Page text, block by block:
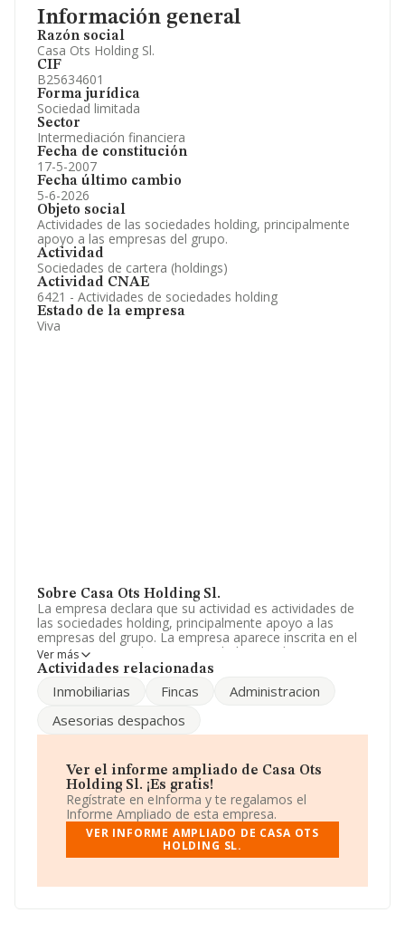
Información general
Razón social
Casa Ots Holding Sl.
CIF
B25634601
Forma jurídica
Sociedad limitada
Sector
Intermediación financiera
Fecha de constitución
17-5-2007
Fecha último cambio
5-6-2026
Objeto social
Actividades de las sociedades holding, principalmente
apoyo a las empresas del grupo.
Actividad
Sociedades de cartera (holdings)
Actividad CNAE
6421 - Actividades de sociedades holding
Estado de la empresa
Viva
Sobre Casa Ots Holding Sl.
La empresa declara que su actividad es actividades de
las sociedades holding, principalmente apoyo a las
empresas del grupo. La empresa aparece inscrita en el
Registro Mercantil como Sociedad Limitada. La
actividad de referencia CNAE corresponde a '%cnae%',
mercados exteriores.
Ha tenido el mismo número de empleados y atendiendo
a los datos disponibles en INFORMA, ese número ha
Dentro del ranking de empresas elaborado por
INFORMA, atendiendo a los niveles de facturación,
podemos decir de la compañía que: frente al año 2023,
la compañía se ha posicionado 974 puestos por debajo
en el ranking sectorial, pasando del 1.456 al 2.430. En el
ranking del sector, delante de la empresa están
Sofmat Investment Partners S.L; en cambio, el
Ver más
Actividades relacionadas
Inmobiliarias Fincas
Administracion
Asesorias despachos
Ver el informe ampliado de Casa Ots
Holding Sl. ¡Es gratis!
Regístrate en eInforma y te regalamos el
Informe Ampliado de esta empresa.
VER INFORME AMPLIADO DE CASA OTS
HOLDING SL.
Información oficial y registral complementaria.